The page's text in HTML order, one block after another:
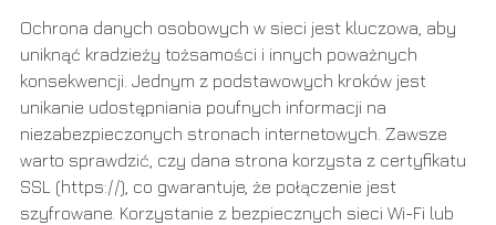
Ochrona danych osobowych w sieci jest kluczowa, aby
uniknąć kradzieży tożsamości i innych poważnych
konsekwencji. Jednym z podstawowych kroków jest
unikanie udostępniania poufnych informacji na
niezabezpieczonych stronach internetowych. Zawsze
warto sprawdzić, czy dana strona korzysta z certyfikatu
SSL (https://), co gwarantuje, że połączenie jest
szyfrowane. Korzystanie z bezpiecznych sieci Wi-Fi lub